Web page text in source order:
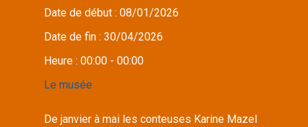
Date de début :08/01/2026
Date de fin :30/04/2026
Heure :00:00 - 00:00
Le musée
De janvier à mai les conteuses Karine Mazel